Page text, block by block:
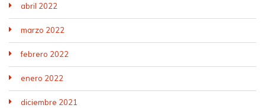
abril 2022
marzo 2022
febrero 2022
enero 2022
diciembre 2021